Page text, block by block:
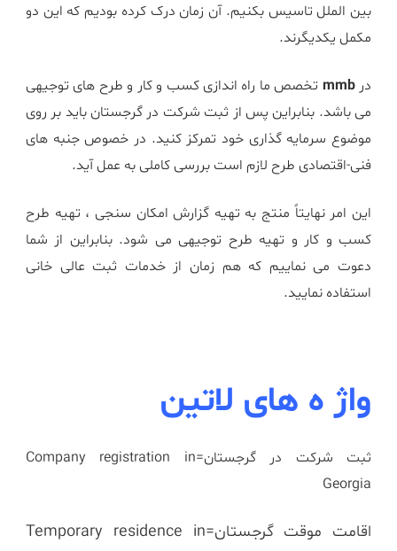
بین الملل تاسیس بکنیم. آن زمان درک کرده بودیم که این دو
مکمل یکدیگرند.
در mmbتخصص ما راه اندازی کسب و کار و طرح های توجیهی
می باشد. بنابراین پس از ثبت شرکت در گرجستان باید بر روی
موضوع سرمایه گذاری خود تمرکز کنید. در خصوص جنبه های
فنی-اقتصادی طرح لازم است بررسی کاملی به عمل آید.
این امر نهایتاً منتج به تهیه گزارش امکان سنجی ، تهیه طرح
کسب و کار و تهیه طرح توجیهی می شود. بنابراین از شما
دعوت می نماییم که هم زمان از خدمات ثبت عالی خانی
استفاده نمایید.
واژ ه های لاتین
ثبت شرکت در گرجستان=Company registration in
Georgia
اقامت موقت گرجستان=Temporary residence in